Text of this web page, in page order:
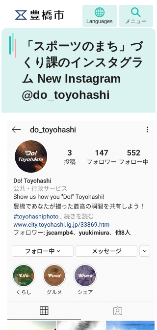
Languages メニュー
「スポーツのまち」づ
くり課のインスタグラ
ム New Instagram
@do_toyohashi